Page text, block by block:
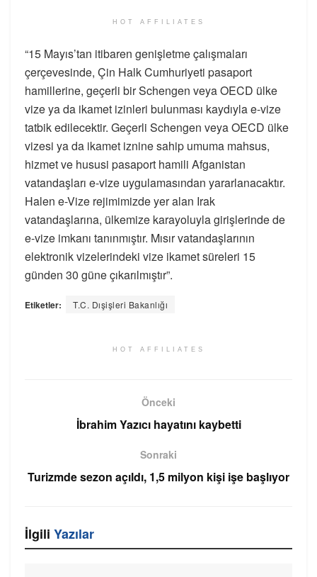
HOT AFFILIATES
“15 Mayıs’tan itibaren genişletme çalışmaları
çerçevesinde, Çin Halk Cumhuriyeti pasaport
hamillerine, geçerli bir Schengen veya OECD ülke
vize ya da ikamet izinleri bulunması kaydıyla e-vize
tatbik edilecektir. Geçerli Schengen veya OECD ülke
vizesi ya da ikamet iznine sahip umuma mahsus,
hizmet ve hususi pasaport hamili Afganistan
vatandaşları e-vize uygulamasından yararlanacaktır.
Halen e-Vize rejimimizde yer alan Irak
vatandaşlarına, ülkemize karayoluyla girişlerinde de
e-vize imkanı tanınmıştır. Mısır vatandaşlarının
elektronik vizelerindeki vize ikamet süreleri 15
günden 30 güne çıkarılmıştır”.
Etiketler: T.C. Dışişleri Bakanlığı
HOT AFFILIATES
Önceki
İbrahim Yazıcı hayatını kaybetti
Sonraki
Turizmde sezon açıldı, 1,5 milyon kişi işe başlıyor
İlgili Yazılar